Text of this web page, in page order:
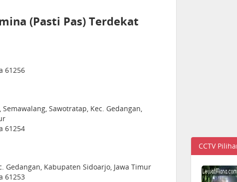
(Pasti Pas) Terdekat
61256
Semawalang, Sawotratap, Kec. Gedangan,
61254
Gedangan, Kabupaten Sidoarjo, Jawa Timur
61253
CCTV